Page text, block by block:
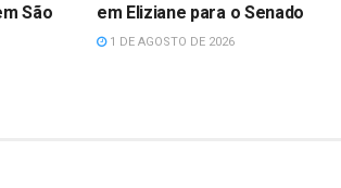
São
em Eliziane para o Senado
1 DE AGOSTO DE 2026